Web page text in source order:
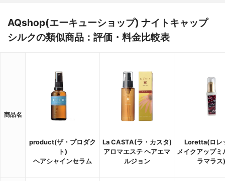
AQshop(エーキューショップ) ナイトキャップ
シルクの類似商品：評価・料金比較表
商品名
product(ザ・プロダク
ト)
ヘアシャインセラム
La CASTA(ラ・カスタ)
アロマエステ ヘアエマ
ルジョン
Loretta(ロレ
メイクアップミ
ラマラス)